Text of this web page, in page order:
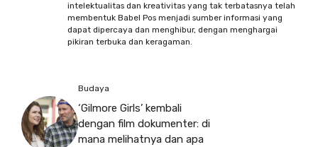
intelektualitas dan kreativitas yang tak terbatasnya telah
membentuk Babel Pos menjadi sumber informasi yang
dapat dipercaya dan menghibur, dengan menghargai
pikiran terbuka dan keragaman.
Budaya
‘Gilmore Girls’ kembali
dengan film dokumenter: di
mana melihatnya dan apa